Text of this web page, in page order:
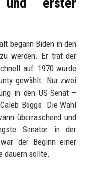
und erster
begann Biden in den
werden. Er trat der
auf: 1970 wurde
gewählt. Nur zwei
in den US-Senat –
Boggs. Die Wahl
überraschend und
Senator in der
der Beginn einer
dauern sollte.